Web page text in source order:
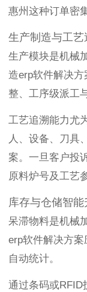
惠州这种订单密
生产制造与工艺
生产模块是机械
造erp软件解决
整、工序级派工
工艺追溯能力尤
人、设备、刀具
案。一旦客户投
原料炉号及工艺
库存与仓储智能
呆滞物料是机械
erp软件解决方
自动统计。
通过条码或RFID